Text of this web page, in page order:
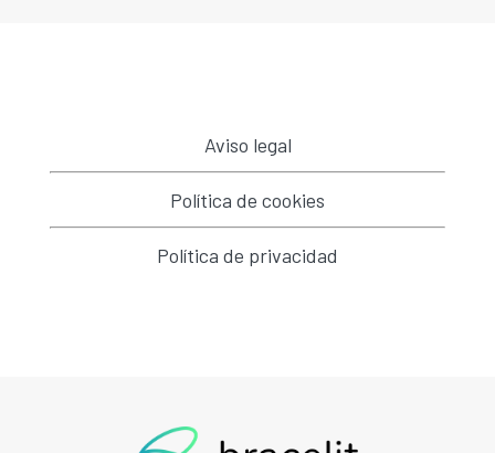
Aviso legal
Política de cookies
Política de privacidad